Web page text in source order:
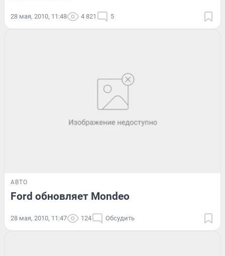
28 мая, 2010, 11:48 4 821 5
АВТО
Ford обновляет Mondeo
28 мая, 2010, 11:47 124 Обсудить